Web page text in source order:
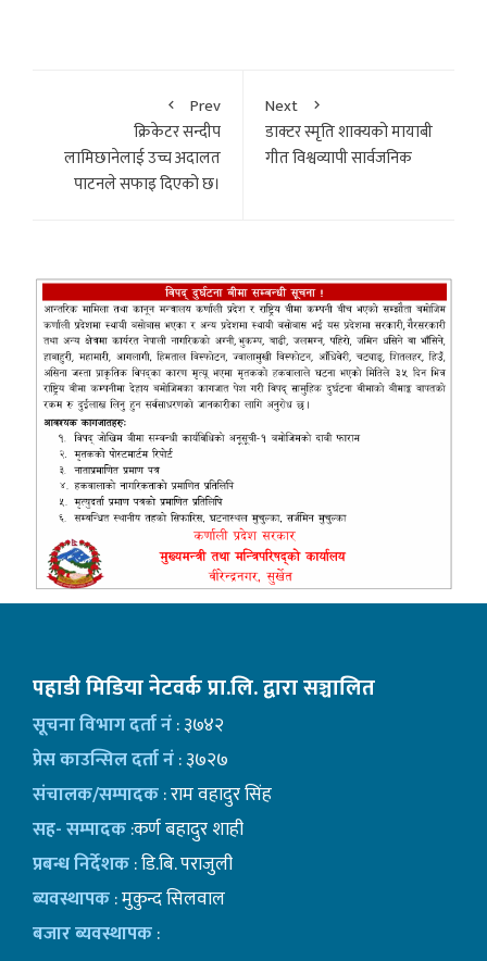
Prev
क्रिकेटर सन्दीप
लामिछानेलाई उच्च अदालत
पाटनले सफाइ दिएको छ।
Next
डाक्टर स्मृति शाक्यको मायाबी
गीत विश्वव्यापी सार्वजनिक
पहाडी मिडिया नेटवर्क प्रा.लि. द्वारा सञ्चालित
सूचना विभाग दर्ता नं: ३७४२
प्रेस काउन्सिल दर्ता नं: ३७२७
संचालक/सम्पादक: राम वहादुर सिंह
सह- सम्पादक:कर्ण बहादुर शाही
प्रबन्ध निर्देशक: डि.बि. पराजुली
ब्यवस्थापक: मुकुन्द सिलवाल
बजार ब्यवस्थापक: